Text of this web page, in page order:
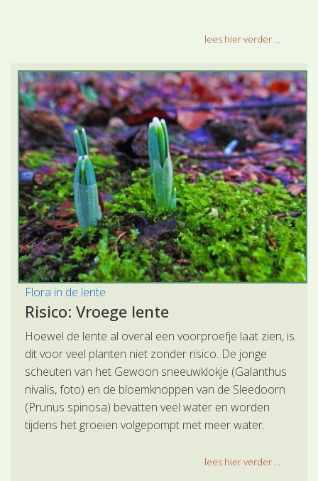
lees hier verder ...
Flora in de lente
Risico: Vroege lente
Hoewel de lente al overal een voorproefje laat zien, is
dit voor veel planten niet zonder risico. De jonge
scheuten van het Gewoon sneeuwklokje (Galanthus
nivalis, foto) en de bloemknoppen van de Sleedoorn
(Prunus spinosa) bevatten veel water en worden
tijdens het groeien volgepompt met meer water.
lees hier verder ...